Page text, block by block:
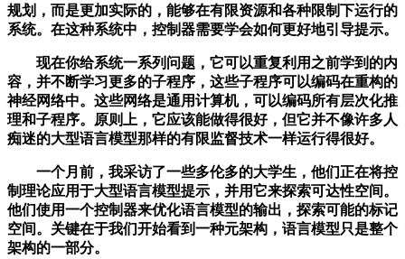
规划，而是更加实际的，能够在有限资源和各种限制下运行的
系统。在这种系统中，控制器需要学会如何更好地引导提示。
现在你给系统一系列问题，它可以重复利用之前学到的内
容，并不断学习更多的子程序，这些子程序可以编码在重构的
神经网络中。这些网络是通用计算机，可以编码所有层次化推
理和子程序。原则上，它应该能做得很好，但它并不像许多人
痴迷的大型语言模型那样的有限监督技术一样运行得很好。
一个月前，我采访了一些多伦多的大学生，他们正在将控
制理论应用于大型语言模型提示，并用它来探索可达性空间。
他们使用一个控制器来优化语言模型的输出，探索可能的标记
空间。关键在于我们开始看到一种元架构，语言模型只是整个
架构的一部分。